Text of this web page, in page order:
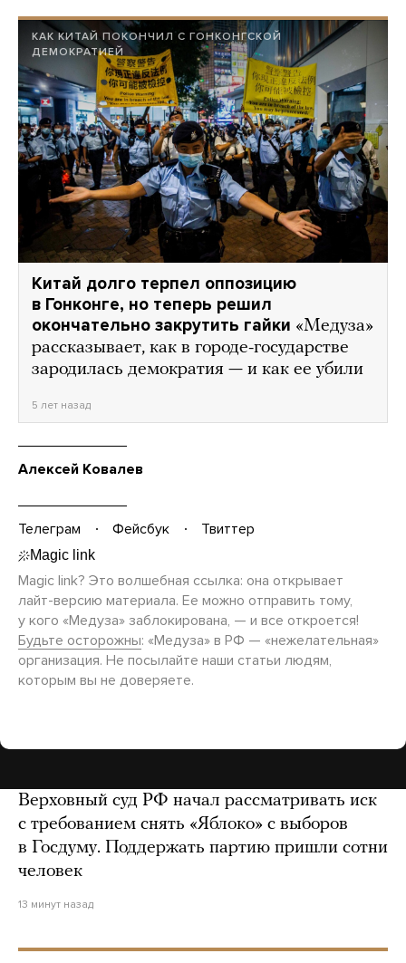
КАК КИТАЙ ПОКОНЧИЛ С ГОНКОНГСКОЙ
ДЕМОКРАТИЕЙ
Китай долго терпел оппозицию
в Гонконге, но теперь решил
окончательно закрутить гайки «Медуза»
рассказывает, как в городе-государстве
зародилась демократия — и как ее убили
5 лет назад
Алексей Ковалев
Телеграм Фейсбук Твиттер
Magic link? Это волшебная ссылка: она открывает
лайт-версию материала. Ее можно отправить тому,
у кого «Медуза» заблокирована, — и все откроется!
Будьте осторожны: «Медуза» в РФ — «нежелательная»
организация. Не посылайте наши статьи людям,
которым вы не доверяете.
Верховный суд РФ начал рассматривать иск
с требованием снять «Яблоко» с выборов
в Госдуму. Поддержать партию пришли сотни
человек
13 минут назад